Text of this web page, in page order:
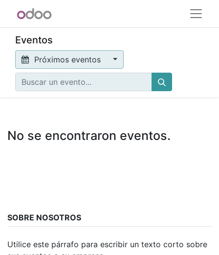
Eventos
Próximos eventos
No se encontraron eventos.
SOBRE NOSOTROS
Utilice este párrafo para escribir un texto corto sobre